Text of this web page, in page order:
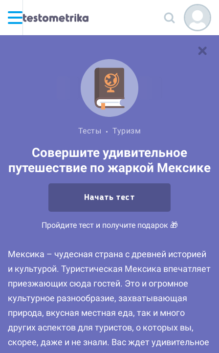
Тесты Туризм
Совершите удивительное
путешествие по жаркой Мексике
Начать тест
Пройдите тест и получите подарок 🎁
Мексика – чудесная страна с древней историей
и культурой. Туристическая Мексика впечатляет
приезжающих сюда гостей. Это и огромное
культурное разнообразие, захватывающая
природа, вкусная местная еда, так и много
других аспектов для туристов, о которых вы,
скорее, даже и не знали. Вас ждет удивительное